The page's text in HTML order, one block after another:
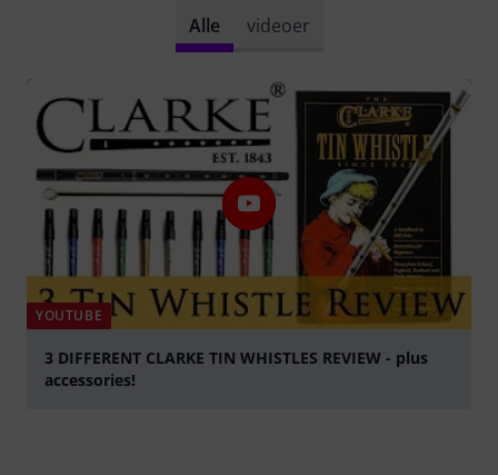
Alle videoer
YOUTUBE
3 DIFFERENT CLARKE TIN WHISTLES REVIEW - plus
accessories!